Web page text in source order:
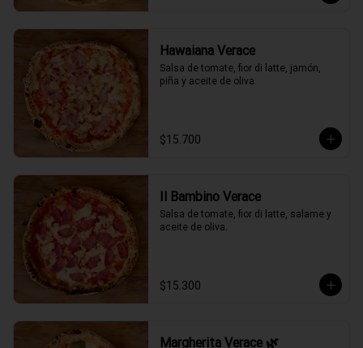
Hawaiana Verace
Salsa de tomate, fior di latte, jamón,
piña y aceite de oliva.
$15.700
Il Bambino Verace
Salsa de tomate, fior di latte, salame y
aceite de oliva.
$15.300
Margherita Verace 🌿